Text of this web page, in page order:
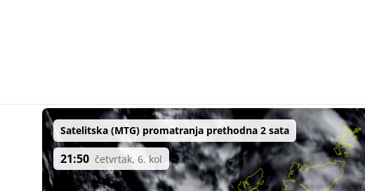
Satelitska (MTG) promatranja prethodna 2 sata
21:50 četvrtak, 6. kol